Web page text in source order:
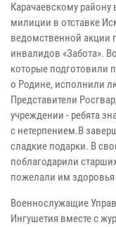
Карачаевскому
милиции в отставке
ведомственной акции
инвалидов «Забота».
которые подготовили
о Родине, исполнили
Представители
учреждении - ребята
с нетерпением.В
сладкие подарки. В
поблагодарили
пожелали им
Военнослужащие
Ингушетия вместе с